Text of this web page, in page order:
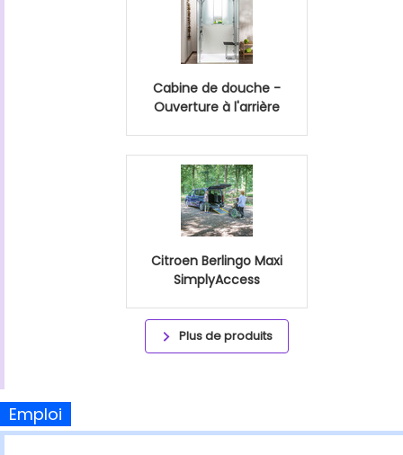
Cabine de douche -
Ouverture à l'arrière
Citroen Berlingo Maxi
SimplyAccess
Plus de produits
Emploi